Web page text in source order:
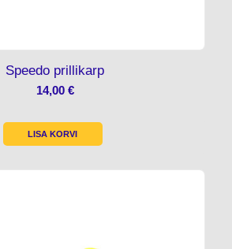
Speedo prillikarp
14,00 €
LISA KORVI